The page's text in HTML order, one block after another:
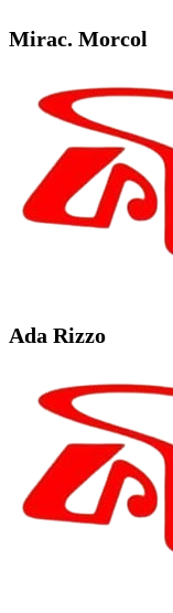
Mirac. Morcol
Ada Rizzo